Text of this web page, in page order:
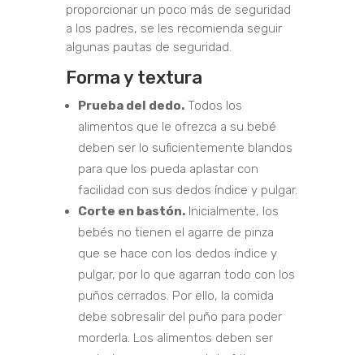
proporcionar un poco más de seguridad
a los padres, se les recomienda seguir
algunas pautas de seguridad.
Forma y textura
Prueba del dedo.Todos los
alimentos que le ofrezca a su bebé
deben ser lo suficientemente blandos
para que los pueda aplastar con
facilidad con sus dedos índice y pulgar.
Corte en bastón.Inicialmente, los
bebés no tienen el agarre de pinza
que se hace con los dedos índice y
pulgar, por lo que agarran todo con los
puños cerrados. Por ello, la comida
debe sobresalir del puño para poder
morderla. Los alimentos deben ser